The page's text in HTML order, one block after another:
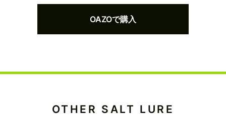
OAZOで購入
OTHER SALT LURE